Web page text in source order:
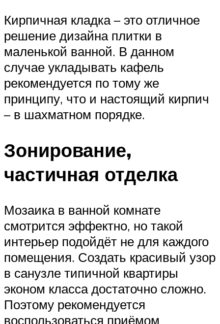
Кирпичная кладка – это отличное
решение дизайна плитки в
маленькой ванной. В данном
случае укладывать кафель
рекомендуется по тому же
принципу, что и настоящий кирпич
– в шахматном порядке.
Зонирование,
частичная отделка
Мозаика в ванной комнате
смотрится эффектно, но такой
интерьер подойдёт не для каждого
помещения. Создать красивый узор
в санузле типичной квартиры
эконом класса достаточно сложно.
Поэтому рекомендуется
воспользоваться приёмом